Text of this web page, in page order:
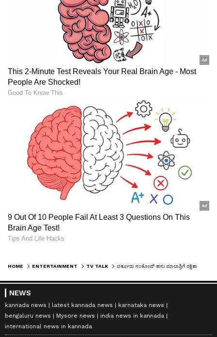
HOME ENTERTAINMENT TV TALK
NEWS
kannada news latest kannada news
karnataka news
bengaluru news
Mysore news
india news in kannada
international news in kannada